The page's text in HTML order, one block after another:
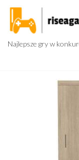
Przejdź
treści
Najlepsze gry w